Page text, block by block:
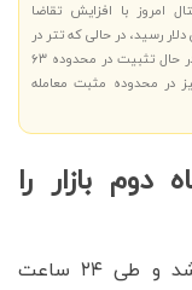
امروز با افزایش تقاضا
با رشد ۱.۶۲ درصدی به ۲.۲ تریلیون دلار رسید، در حالی که تتر در
تلاش برای عبور از مقاومت ۱۷۶ هزار تومان و بیت‌کوین در حال تثبیت در محدوده ۶۳
در محدوده مثبت معامله
دوم بازار را
با قیمت ۱۷۹۷.۹۰ دلار معامله شد و طی ۲۴ ساعت